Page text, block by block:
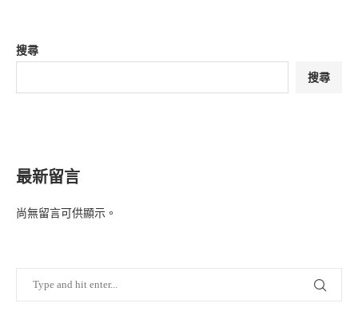
搜尋
搜尋
最新留言
尚無留言可供顯示。